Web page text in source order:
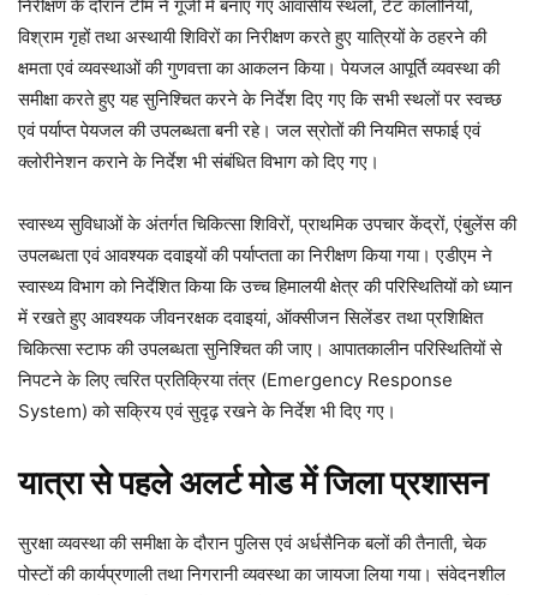
निरीक्षण के दौरान टीम ने गूंजी में बनाए गए आवासीय स्थलों, टेंट कॉलोनियों,
विश्राम गृहों तथा अस्थायी शिविरों का निरीक्षण करते हुए यात्रियों के ठहरने की
क्षमता एवं व्यवस्थाओं की गुणवत्ता का आकलन किया। पेयजल आपूर्ति व्यवस्था की
समीक्षा करते हुए यह सुनिश्चित करने के निर्देश दिए गए कि सभी स्थलों पर स्वच्छ
एवं पर्याप्त पेयजल की उपलब्धता बनी रहे। जल स्रोतों की नियमित सफाई एवं
क्लोरीनेशन कराने के निर्देश भी संबंधित विभाग को दिए गए।
स्वास्थ्य सुविधाओं के अंतर्गत चिकित्सा शिविरों, प्राथमिक उपचार केंद्रों, एंबुलेंस की
उपलब्धता एवं आवश्यक दवाइयों की पर्याप्तता का निरीक्षण किया गया। एडीएम ने
स्वास्थ्य विभाग को निर्देशित किया कि उच्च हिमालयी क्षेत्र की परिस्थितियों को ध्यान
में रखते हुए आवश्यक जीवनरक्षक दवाइयां, ऑक्सीजन सिलेंडर तथा प्रशिक्षित
चिकित्सा स्टाफ की उपलब्धता सुनिश्चित की जाए। आपातकालीन परिस्थितियों से
निपटने के लिए त्वरित प्रतिक्रिया तंत्र (Emergency Response
System) को सक्रिय एवं सुदृढ़ रखने के निर्देश भी दिए गए।
यात्रा से पहले अलर्ट मोड में जिला प्रशासन
सुरक्षा व्यवस्था की समीक्षा के दौरान पुलिस एवं अर्धसैनिक बलों की तैनाती, चेक
पोस्टों की कार्यप्रणाली तथा निगरानी व्यवस्था का जायजा लिया गया। संवेदनशील